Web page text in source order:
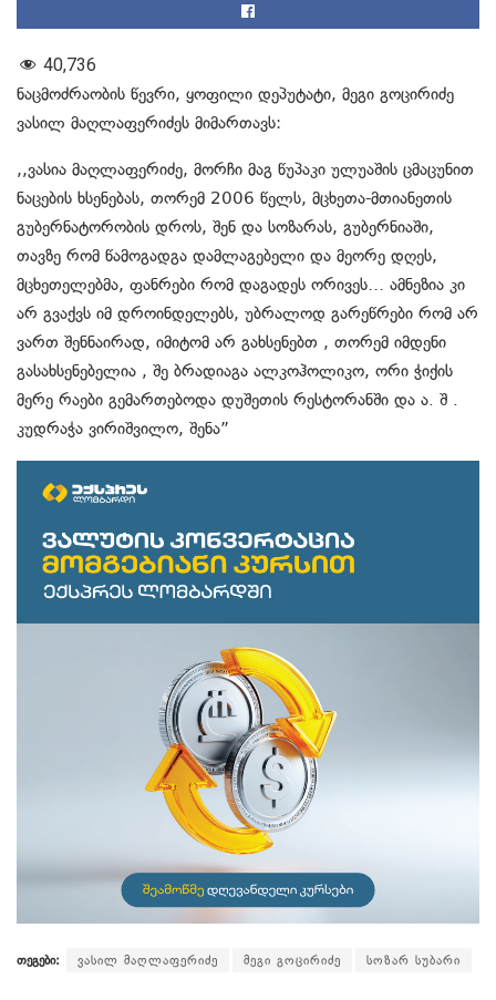
40,736
ნაცმოძრაობის წევრი, ყოფილი დეპუტატი, მეგი გოცირიძე
ვასილ მაღლაფერიძეს მიმართავს:
,,ვასია მაღლაფერიძე, მორჩი მაგ წუპაკი ულუაშის ცმაცუნით
ნაცების ხსენებას, თორემ 2006 წელს, მცხეთა-მთიანეთის
გუბერნატორობის დროს, შენ და სოზარას, გუბერნიაში,
თავზე რომ წამოგადგა დამლაგებელი და მეორე დღეს,
მცხეთელებმა, ფანრები რომ დაგადეს ორივეს… ამნეზია კი
არ გვაქვს იმ დროინდელებს, უბრალოდ გარეწრები რომ არ
ვართ შენნაირად, იმიტომ არ გახსენებთ , თორემ იმდენი
გასახსენებელია , შე ბრადიაგა ალკოჰოლიკო, ორი ჭიქის
მერე რაები გემართებოდა დუშეთის რესტორანში და ა. შ .
კუდრაჭა ვირიშვილო, შენა”
თეგები: ვასილ მაღლაფერიძე მეგი გოცირიძე სოზარ სუბარი